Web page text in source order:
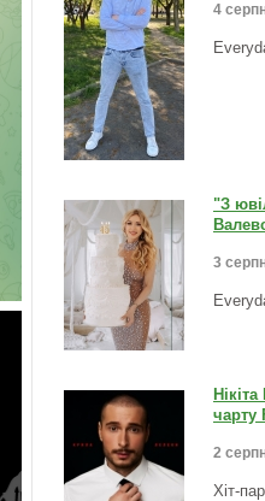
4
"З
3
чарту
2
Хіт-